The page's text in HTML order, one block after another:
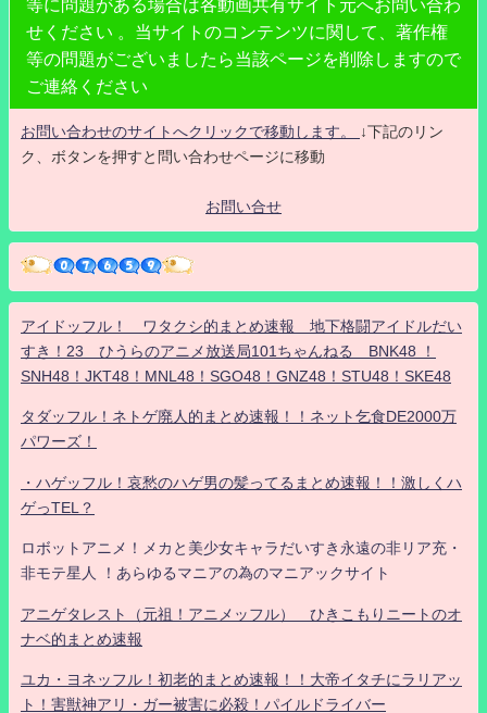
等に問題がある場合は各動画共有サイト元へお問い合わ
せください 。当サイトのコンテンツに関して、著作権
等の問題がございましたら当該ページを削除しますので
ご連絡ください
お問い合わせのサイトへクリックで移動します。
↓下記のリン
ク、ボタンを押すと問い合わせページに移動
お問い合せ
アイドッフル！ ワタクシ的まとめ速報 地下格闘アイドルだい
すき！23 ひうらのアニメ放送局101ちゃんねる BNK48 ！
SNH48！JKT48！MNL48！SGO48！GNZ48！STU48！SKE48
タダッフル！ネトゲ廃人的まとめ速報！！ネット乞食DE2000万
パワーズ！
・ハゲッフル！哀愁のハゲ男の髪ってるまとめ速報！！激しくハ
ゲっTEL？
ロボットアニメ！メカと美少女キャラだいすき永遠の非リア充・
非モテ星人 ！あらゆるマニアの為のマニアックサイト
アニゲタレスト（元祖！アニメッフル） ひきこもりニートのオ
ナベ的まとめ速報
ユカ・ヨネッフル！初老的まとめ速報！！大帝イタチにラリアッ
ト！害獣神アリ・ガー被害に必殺！パイルドライバー